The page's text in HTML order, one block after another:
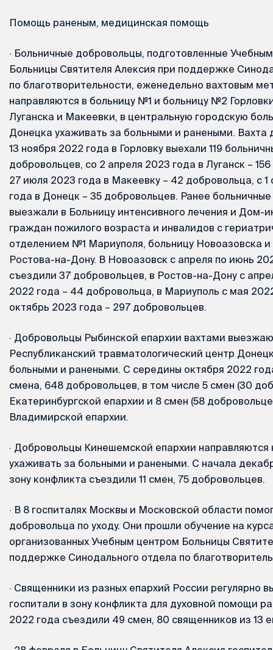
Помощь раненым, медицинская помощь
· Больничные добровольцы, подготовленные
Больницы Святителя Алексия при поддержке
по благотворительности, еженедельно вахтовым
направляются в больницу №1 и больницу №2
Луганска и Макеевки, в центральную городскую
Донецка ухаживать за больными и ранеными. Вахта
13 ноября 2022 года в Горловку выехали 119
добровольцев, со 2 апреля 2023 года в Луганск –
27 июля 2023 года в Макеевку – 42 добровольца, с 1
года в Донецк – 35 добровольцев. Ранее
выезжали в Больницу интенсивного лечения и Дом-
граждан пожилого возраста и инвалидов с
отделением №1 Мариуполя, больницу Новоазовска и
Ростова-на-Дону. В Новоазовск с апреля по июнь
съездили 37 добровольцев, в Ростов-на-Дону с
2022 года – 44 добровольца, в Мариуполь с мая
октябрь 2023 года – 297 добровольцев.
· Добровольцы Рыбинской епархии вахтами
Республиканский травматологический центр
больными и ранеными. С середины октября 2022
смена, 648 добровольцев, в том числе 5 смен (30
Екатеринбургской епархии и 8 смен (58
Владимирской епархии.
· Добровольцы Кинешемской епархии направляются
ухаживать за больными и ранеными. С начала
зону конфликта съездили 11 смен, 75 добровольцев.
· В 8 госпиталях Москвы и Московской области
добровольца по уходу. Они прошли обучение на
организованных Учебным центром Больницы
поддержке Синодального отдела по
· Священники из разных епархий России регулярно
госпитали в зону конфликта для духовной помощи
2022 года съездили 49 смен, 80 священников из 13